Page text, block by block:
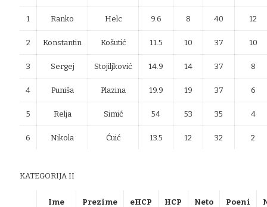
1 Ranko Helc 9.6 8 40 12
2 Konstantin Košutić 11.5 10 37 10
3 Sergej Stojiljković 14.9 14 37 8
4 Puniša Plazina 19.9 19 37 6
5 Relja Simić 54 53 35 4
6 Nikola Ćuić 13.5 12 32 2
KATEGORIJA II
Ime Prezime eHCP HCP Neto Poeni